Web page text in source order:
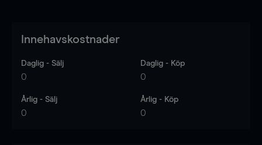
Innehavskostnader
Daglig - Sälj
0
Daglig - Köp
0
Årlig - Sälj
0
Årlig - Köp
0